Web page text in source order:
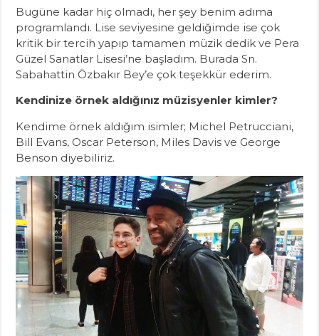
Bugüne kadar hiç olmadı, her şey benim adıma
programlandı. Lise seviyesine geldiğimde ise çok
kritik bir tercih yapıp tamamen müzik dedik ve Pera
Güzel Sanatlar Lisesi’ne başladım. Burada Sn.
Sabahattin Özbakır Bey’e çok teşekkür ederim.
Kendinize örnek aldığınız müzisyenler kimler?
Kendime örnek aldığım isimler; Michel Petrucciani,
Bill Evans, Oscar Peterson, Miles Davis ve George
Benson diyebiliriz.